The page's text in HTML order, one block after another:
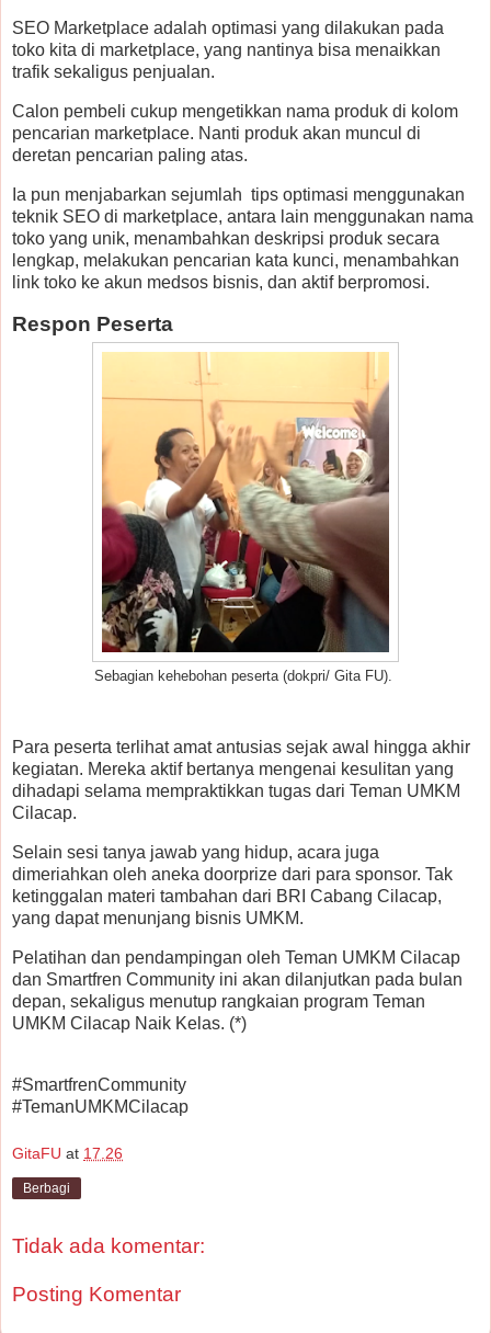
SEO Marketplace adalah optimasi yang dilakukan pada
toko kita di marketplace, yang nantinya bisa menaikkan
trafik sekaligus penjualan.
Calon pembeli cukup mengetikkan nama produk di kolom
pencarian marketplace. Nanti produk akan muncul di
deretan pencarian paling atas.
Ia pun menjabarkan sejumlah tips optimasi menggunakan
teknik SEO di marketplace, antara lain menggunakan nama
toko yang unik, menambahkan deskripsi produk secara
lengkap, melakukan pencarian kata kunci, menambahkan
link toko ke akun medsos bisnis, dan aktif berpromosi.
Respon Peserta
Sebagian kehebohan peserta (dokpri/ Gita FU).
Para peserta terlihat amat antusias sejak awal hingga akhir
kegiatan. Mereka aktif bertanya mengenai kesulitan yang
dihadapi selama mempraktikkan tugas dari Teman UMKM
Cilacap.
Selain sesi tanya jawab yang hidup, acara juga
dimeriahkan oleh aneka doorprize dari para sponsor. Tak
ketinggalan materi tambahan dari BRI Cabang Cilacap,
yang dapat menunjang bisnis UMKM.
Pelatihan dan pendampingan oleh Teman UMKM Cilacap
dan Smartfren Community ini akan dilanjutkan pada bulan
depan, sekaligus menutup rangkaian program Teman
UMKM Cilacap Naik Kelas. (*)
#SmartfrenCommunity
#TemanUMKMCilacap
GitaFU at 17.26
Berbagi
Tidak ada komentar:
Posting Komentar